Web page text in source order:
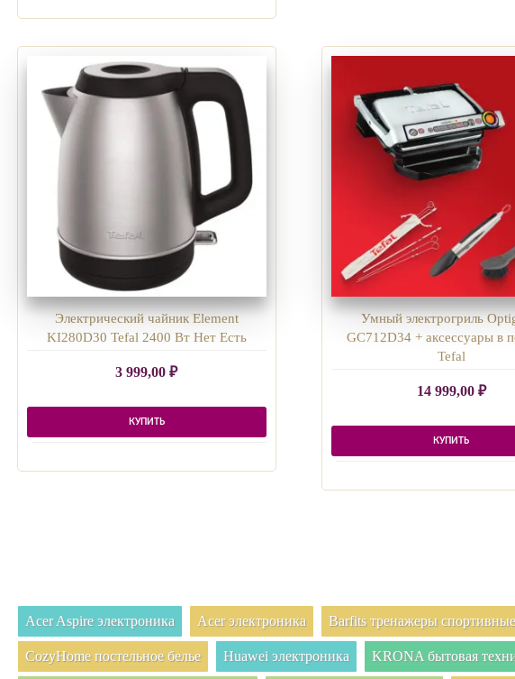
Электрический чайник Element
KI280D30 Tefal 2400 Вт Нет Есть
3 999,00₽
КУПИТЬ
Умный электрогриль
GC712D34 + аксессуары в
Tefal
14 999,00 ₽
КУПИТЬ
Acer Aspire электроника Acer электроника Barfits тренажеры спортивные
CozyHome постельное белье Huawei электроника KRONA бытовая